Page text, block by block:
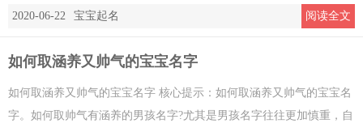
2020-06-22 宝宝起名 阅读全文
如何取涵养又帅气的宝宝名字
如何取涵养又帅气的宝宝名字 核心提示：如何取涵养又帅气的宝宝名
字。如何取帅气有涵养的男孩名字?尤其是男孩名字往往更加慎重，自